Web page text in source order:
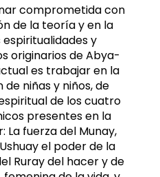
comprometida con
de la teoría y en la
y
originarios de Abya-
es trabajar en la
niñas y niños, de
de los cuatro
presentes en la
La fuerza del Munay,
el poder de la
Ruray del hacer y de